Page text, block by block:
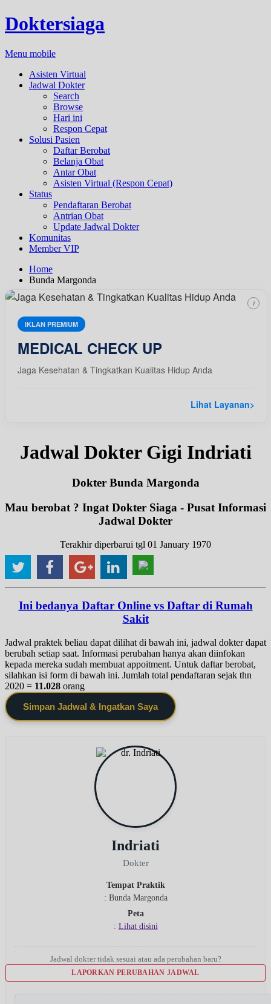
Doktersiaga
Menu mobile
Asisten Virtual
Jadwal Dokter
Search
Browse
Hari ini
Respon Cepat
Solusi Pasien
Daftar Berobat
Belanja Obat
Antar Obat
Asisten Virtual (Respon Cepat)
Status
Pendaftaran Berobat
Antrian Obat
Update Jadwal Dokter
Komunitas
Member VIP
Home
Bunda Margonda
IKLAN PREMIUM
MEDICAL CHECK UP
Jaga Kesehatan & Tingkatkan Kualitas Hidup Anda
Lihat Layanan>
i
Jadwal Dokter Gigi Indriati
Dokter Bunda Margonda
Mau berobat ? Ingat Dokter Siaga - Pusat Informasi
Jadwal Dokter
Terakhir diperbarui tgl 01 January 1970
Ini bedanya Daftar Online vs Daftar di Rumah
Sakit
Jadwal praktek beliau dapat dilihat di bawah ini, jadwal dokter dapat
berubah setiap saat. Informasi perubahan hanya akan diinfokan
kepada mereka sudah membuat appoitment. Untuk daftar berobat,
silahkan isi form di bawah ini. Jumlah total pendaftaran sejak thn
2020 = 11.028 orang
Simpan Jadwal & Ingatkan Saya
Indriati
Dokter
Tempat Praktik
: Bunda Margonda
Peta
: Lihat disini
Jadwal dokter tidak sesuai atau ada perubahan baru?
LAPORKAN PERUBAHAN JADWAL